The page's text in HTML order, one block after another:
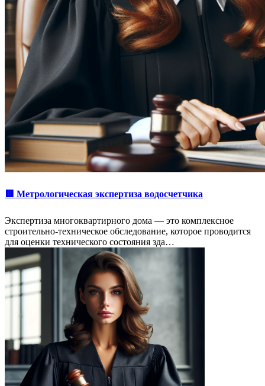
🟥 Метрологическая экспертиза водосчетчика
Экспертиза многоквартирного дома — это комплексное
строительно-техническое обследование, которое проводится
для оценки технического состояния зда…